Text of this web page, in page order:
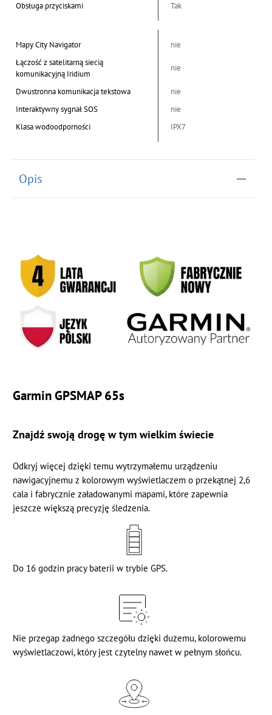
Obsługa przyciskami
Tak
Mapy City Navigator
nie
Łączość z satelitarną siecią
komunikacyjną Iridium
nie
Dwustronna komunikacja tekstowa
nie
Interaktywny sygnał SOS
nie
Klasa wodoodporności
IPX7
Opis
Garmin GPSMAP 65s
Znajdź swoją drogę w tym wielkim świecie
Odkryj więcej dzięki temu wytrzymałemu urządzeniu
nawigacyjnemu z kolorowym wyświetlaczem o przekątnej 2,6
cala i fabrycznie załadowanymi mapami, które zapewnia
jeszcze większą precyzję śledzenia.
Do 16 godzin pracy baterii w trybie GPS.
Nie przegap żadnego szczegółu dzięki dużemu, kolorowemu
wyświetlaczowi, który jest czytelny nawet w pełnym słońcu.